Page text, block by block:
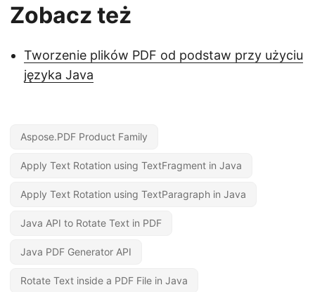
Zobacz też
Tworzenie plików PDF od podstaw przy użyciu
języka Java
Aspose.PDF Product Family
Apply Text Rotation using TextFragment in Java
Apply Text Rotation using TextParagraph in Java
Java API to Rotate Text in PDF
Java PDF Generator API
Rotate Text inside a PDF File in Java